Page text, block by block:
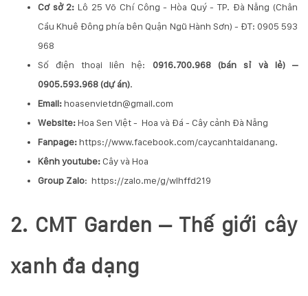
Cơ sở 2: Lô 25 Võ Chí Công - Hòa Quý - TP. Đà Nẵng (Chân
Cầu Khuê Đông phía bên Quận Ngũ Hành Sơn) - ĐT: 0905 593
968
Số điện thoại liên hệ: 0916.700.968 (bán sỉ và lẻ) –
0905.593.968 (dự án).
Email:hoasenvietdn@gmail.com
Website:Hoa Sen Việt- Hoa và Đá - Cây cảnh Đà Nẵng
Fanpage:https://www.facebook.com/caycanhtaidanang.
Kênh youtube:Cây và Hoa
Group Zalo: https://zalo.me/g/wlhffd219
2. CMT Garden – Thế giới cây
xanh đa dạng